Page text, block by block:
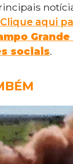
Clique aqui
sociais.